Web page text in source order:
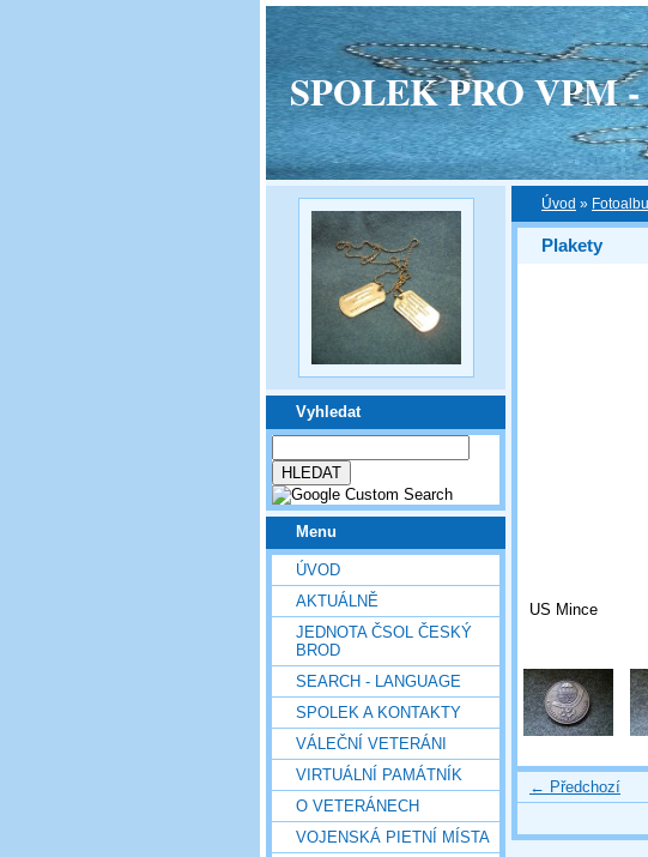
SPOLEK PRO VPM -
Vyhledat
Menu
ÚVOD
AKTUÁLNĚ
JEDNOTA ČSOL ČESKÝ
BROD
SEARCH - LANGUAGE
SPOLEK A KONTAKTY
VÁLEČNÍ VETERÁNI
VIRTUÁLNÍ PAMÁTNÍK
O VETERÁNECH
VOJENSKÁ PIETNÍ MÍSTA
Úvod »
Plakety
US Mince
← Předchozí